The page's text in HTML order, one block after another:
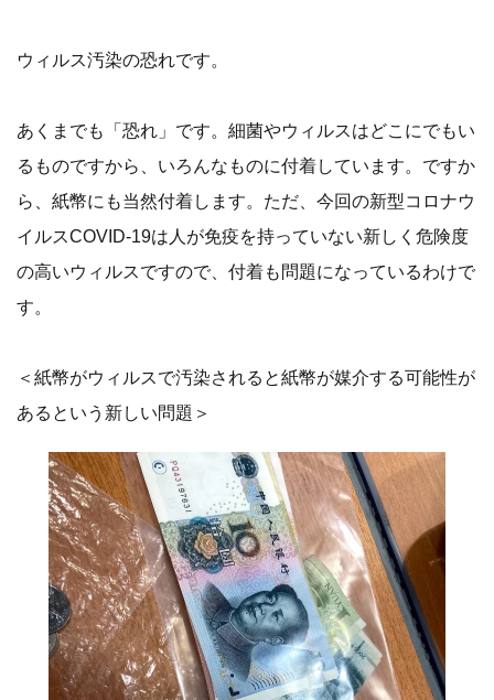
ウィルス汚染の恐れです。
あくまでも「恐れ」です。細菌やウィルスはどこにでもい
るものですから、いろんなものに付着しています。ですか
ら、紙幣にも当然付着します。ただ、今回の新型コロナウ
イルスCOVID-19は人が免疫を持っていない新しく危険度
の高いウィルスですので、付着も問題になっているわけで
す。
＜紙幣がウィルスで汚染されると紙幣が媒介する可能性が
あるという新しい問題＞